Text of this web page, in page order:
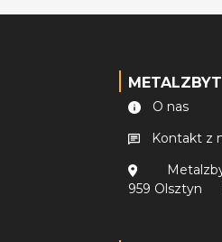
METALZBYT
O nas
Kontakt z
959 Olsztyn